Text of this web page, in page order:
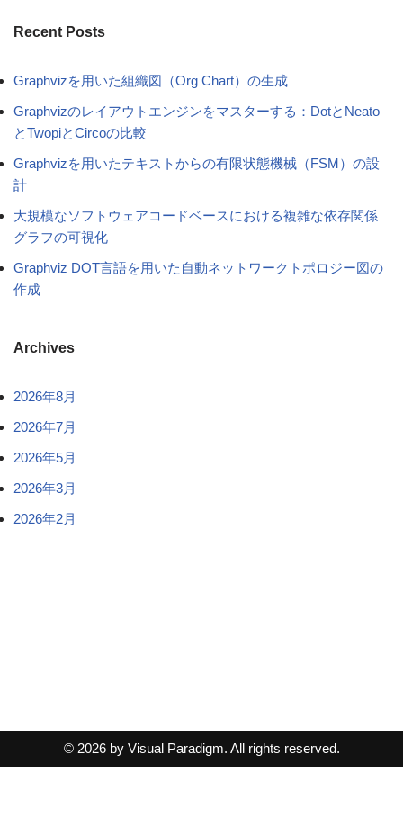
Recent Posts
Graphvizを用いた組織図（Org Chart）の生成
Graphvizのレイアウトエンジンをマスターする：DotとNeato
とTwopiとCircoの比較
Graphvizを用いたテキストからの有限状態機械（FSM）の設
計
大規模なソフトウェアコードベースにおける複雑な依存関係
グラフの可視化
Graphviz DOT言語を用いた自動ネットワークトポロジー図の
作成
Archives
2026年8月
2026年7月
2026年5月
2026年3月
2026年2月
© 2026 by Visual Paradigm. All rights reserved.